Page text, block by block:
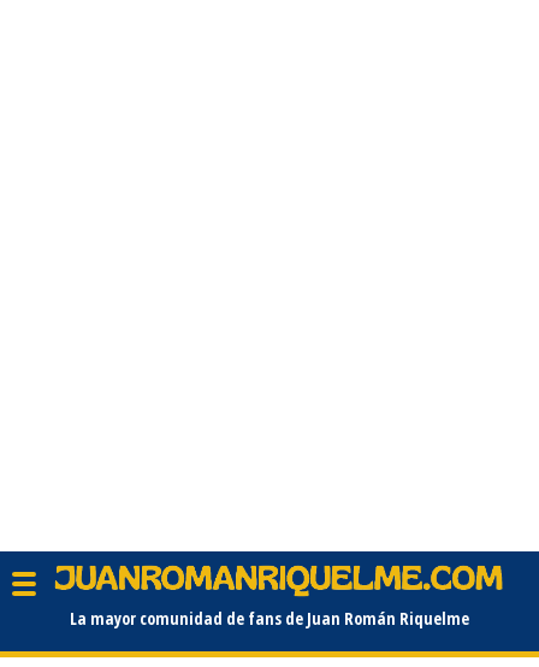
La mayor comunidad de fans de Juan Román Riquelme